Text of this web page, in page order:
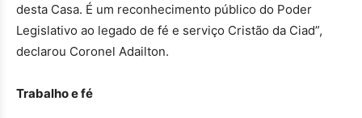
desta Casa. É um reconhecimento público do Poder
Legislativo ao legado de fé e serviço Cristão da Ciad”,
declarou Coronel Adailton.
Trabalho e fé